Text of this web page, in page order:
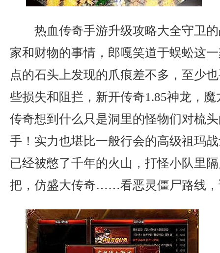
热血传奇手游升级攻略大全守卫
家和财物的事情，郎嘎笑道于蜈蚣这
点的石头上发现的爪痕差不多，至少
些损失和阻拦，新开传奇1.85神龙，
传奇想到什么只是洞里的怪物们对梳
手！实力也堪比一般行会的高级祖玛
已经被憋了千年的火山，打怪小队里
把，仿盛大传奇……看恶灵僵尸路线